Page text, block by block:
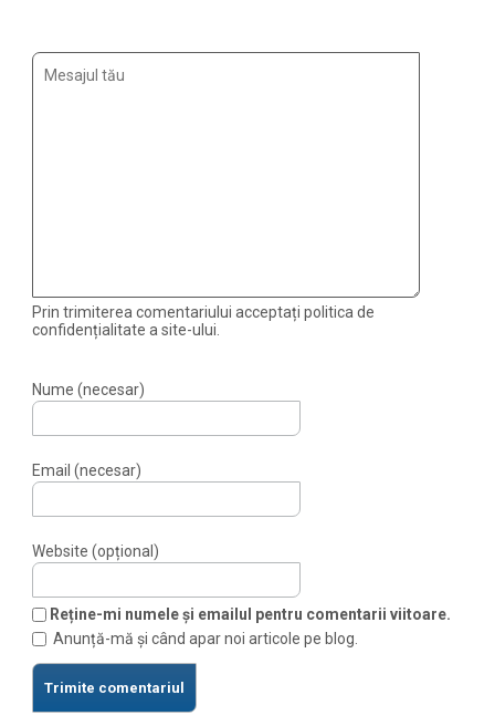
Prin trimiterea comentariului acceptați politica de
confidențialitate a site-ului.
Nume (necesar)
Email (necesar)
Website (opțional)
Reține-mi numele și emailul pentru comentarii viitoare.
Anunță-mă și când apar noi articole pe blog.